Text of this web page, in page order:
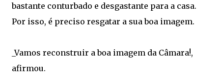
bastante conturbado e desgastante para a casa.
Por isso, é preciso resgatar a sua boa imagem.
_Vamos reconstruir a boa imagem da Câmara!,
afirmou.